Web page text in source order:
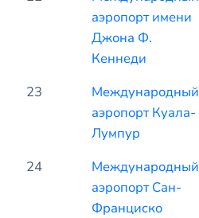
аэропорт имени
Джона Ф.
Кеннеди
23
Международный
аэропорт Куала-
Лумпур
24
Международный
аэропорт Сан-
Франциско